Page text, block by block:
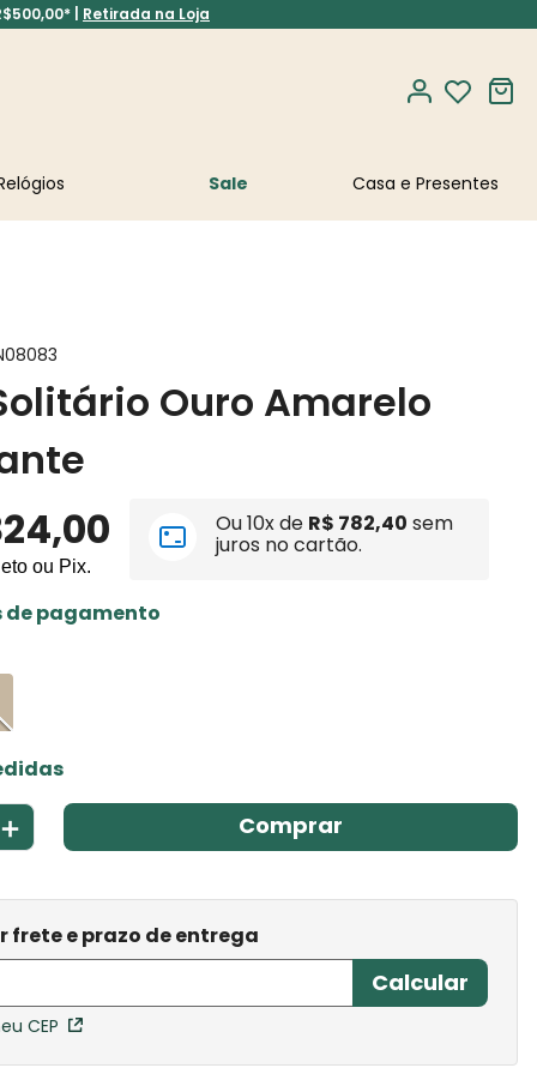
| Retirada na Loja
Sale
Ouro Amarelo
,00
ou Pix.
Ou10x de R$ 782,40 sem
juros no cartão.
de pagamento
Comprar
CEP